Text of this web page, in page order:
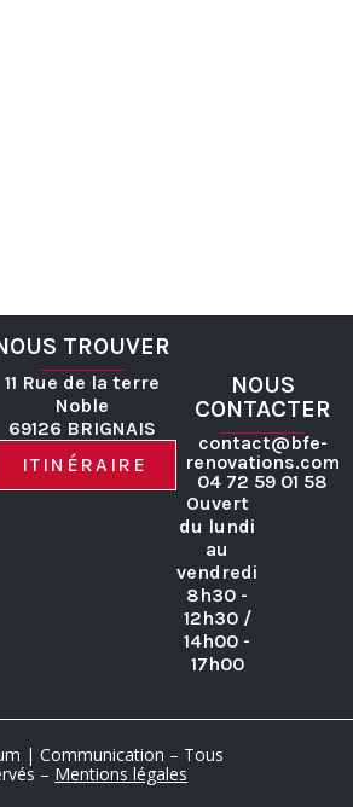
TROUVER
11 Rue de la terre
Noble
69126 BRIGNAIS
ITINÉRAIRE
NOUS
CONTACTER
contact@bfe-
renovations.com
04 72 59 01 58
Ouvert
du lundi
au
vendredi
8h30 -
12h30 /
14h00 -
17h00
| Communication – Tous
– Mentions légales